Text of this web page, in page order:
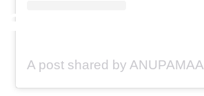
A post shared by ANUPAMAA